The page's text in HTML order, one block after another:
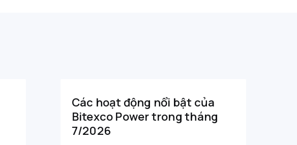
Các hoạt động nổi bật của
Bitexco Power trong tháng
7/2026